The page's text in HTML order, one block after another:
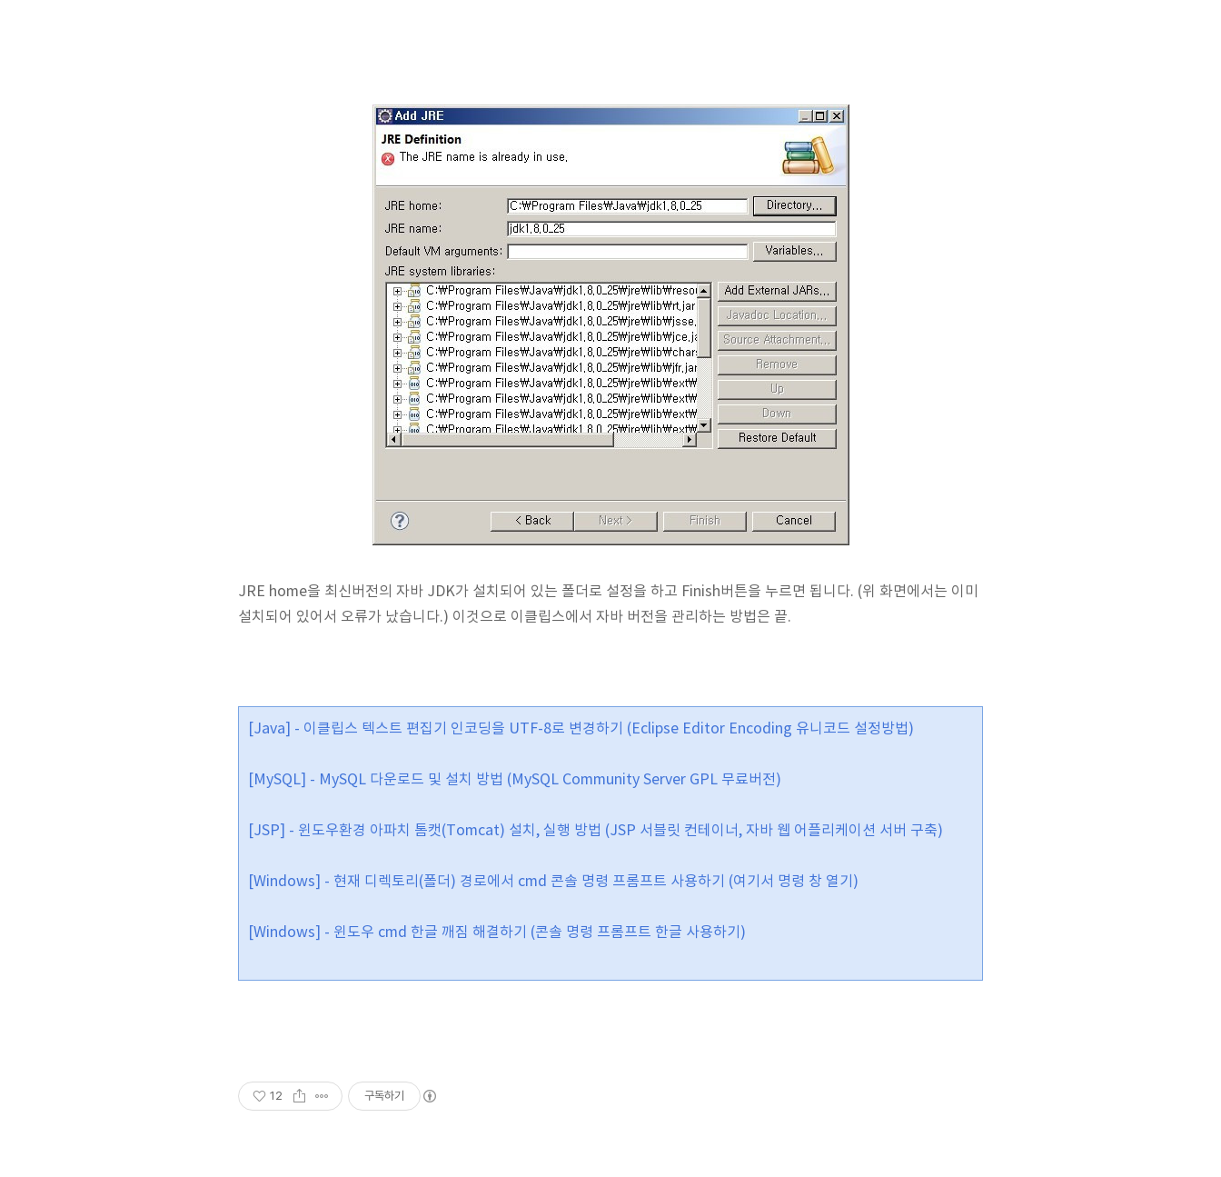
JRE home을 최신버전의 자바 JDK가 설치되어 있는 폴더로 설정을 하고 Finish버튼을 누르면 됩니다. (위 화면에서는 이미
설치되어 있어서 오류가 났습니다.) 이것으로 이클립스에서 자바 버전을 관리하는 방법은 끝.
[Java] - 이클립스 텍스트 편집기 인코딩을 UTF-8로 변경하기 (Eclipse Editor Encoding 유니코드 설정방법)
[MySQL] - MySQL 다운로드 및 설치 방법 (MySQL Community Server GPL 무료버전)
[JSP] - 윈도우환경 아파치 톰캣(Tomcat) 설치, 실행 방법 (JSP 서블릿 컨테이너, 자바 웹 어플리케이션 서버 구축)
[Windows] - 현재 디렉토리(폴더) 경로에서 cmd 콘솔 명령 프롬프트 사용하기 (여기서 명령 창 열기)
[Windows] - 윈도우 cmd 한글 깨짐 해결하기 (콘솔 명령 프롬프트 한글 사용하기)
12 구독하기